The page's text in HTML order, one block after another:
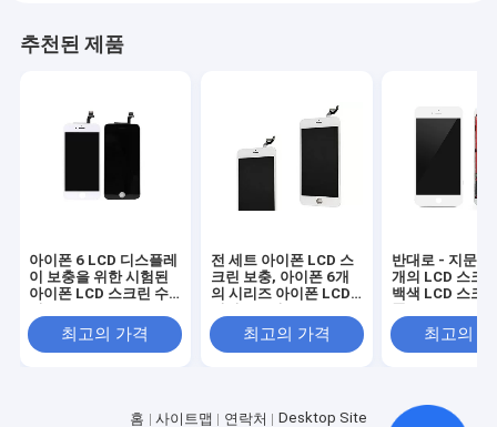
추천된 제품
아이폰 6 LCD 디스플레
이 보충을 위한 시험된
아이폰 LCD 스크린 수
최고의 가격
전 세트 아이폰 LCD 스
크린 보충, 아이폰 6개
의 시리즈 아이폰 LCD
최고의 가격
반대로 - 지문
개의 LCD 스크
백색 LCD 스크
최고의
홈 사이트맵 연락처 Desktop Site